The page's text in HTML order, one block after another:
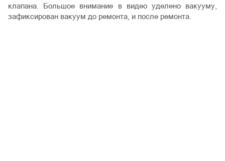
клапана. Большое внимание в видео уделено вакууму,
зафиксирован вакуум до ремонта, и после ремонта.